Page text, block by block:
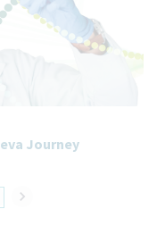
(u.a. durch ein
eine Betriebsärztin,
Betriebskantine)
eigenen
für Schulkinder,
wertgeschätzt (z.B.
Programme, sowie
Journey